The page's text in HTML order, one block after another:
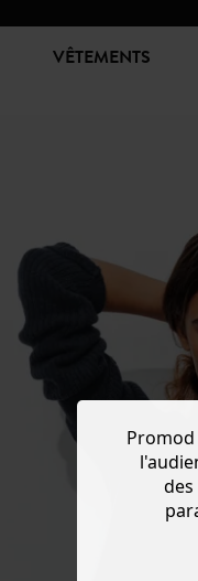
VÊTEMENTS